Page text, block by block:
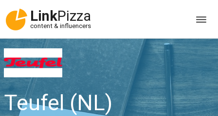
LinkPizza
content & influencers
Teufel (NL)